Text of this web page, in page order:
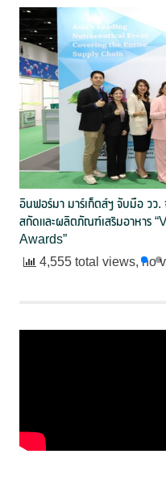
อินฟอร์มา มาร์เก็ตส์ฯ จับมือ วว.
สกัดและผลิตภัณฑ์เสริมอาหาร
Awards”
4,555 total views, no